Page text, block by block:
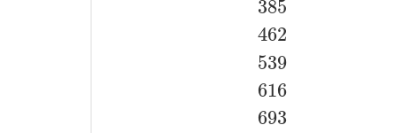
385
462
539
616
693
nin katları